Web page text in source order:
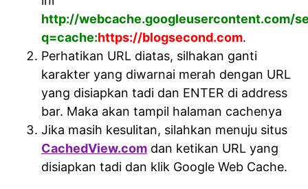
http://webcache.googleusercontent.com/
q=cache:https://blogsecond.com.
Perhatikan URL diatas, silhakan ganti
karakter yang diwarnai merah dengan URL
yang disiapkan tadi dan ENTER di address
bar. Maka akan tampil halaman cachenya
Jika masih kesulitan, silahkan menuju situs
CachedView.com dan ketikan URL yang
disiapkan tadi dan klik Google Web Cache.